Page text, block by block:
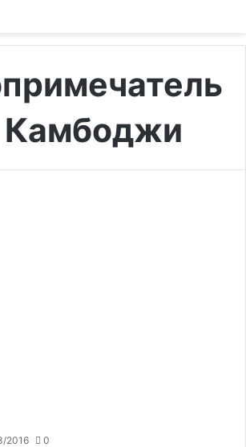
Камбоджи
2016 0